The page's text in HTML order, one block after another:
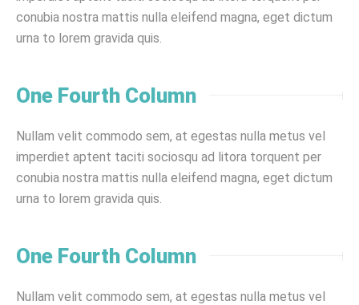
conubia nostra mattis nulla eleifend magna, eget dictum
urna to lorem gravida quis.
One Fourth Column
Nullam velit commodo sem, at egestas nulla metus vel
imperdiet aptent taciti sociosqu ad litora torquent per
conubia nostra mattis nulla eleifend magna, eget dictum
urna to lorem gravida quis.
One Fourth Column
Nullam velit commodo sem, at egestas nulla metus vel